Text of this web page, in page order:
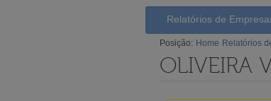
Relatórios de
Posição: Home Relatórios
OLIVEIRA